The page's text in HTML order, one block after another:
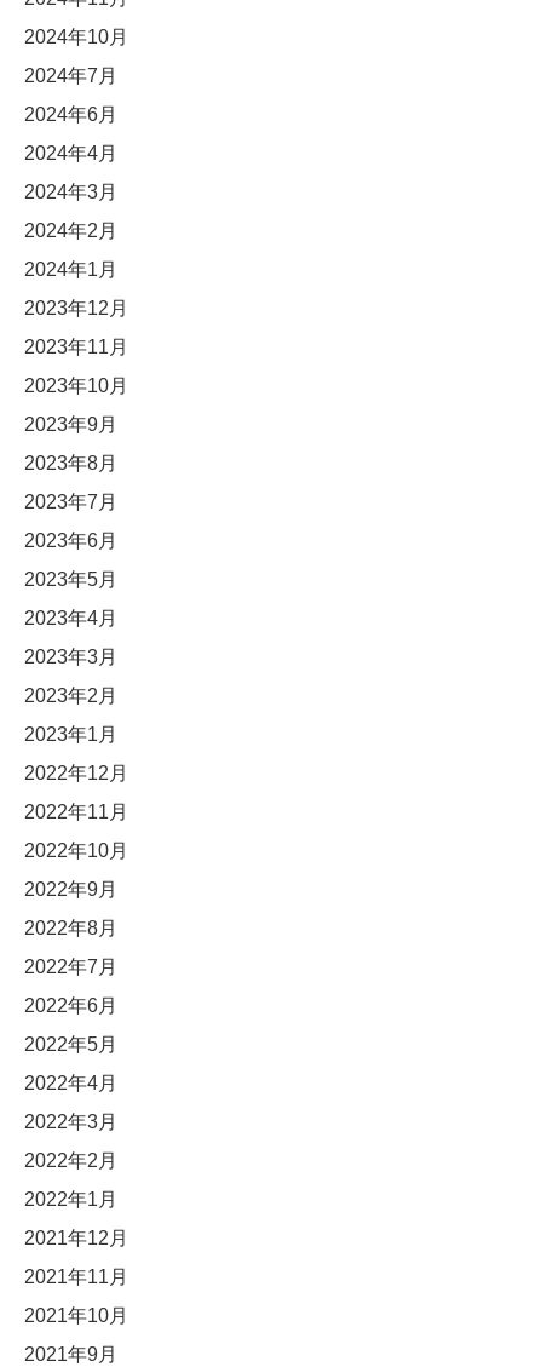
2024年10月
2024年7月
2024年6月
2024年4月
2024年3月
2024年2月
2024年1月
2023年12月
2023年11月
2023年10月
2023年9月
2023年8月
2023年7月
2023年6月
2023年5月
2023年4月
2023年3月
2023年2月
2023年1月
2022年12月
2022年11月
2022年10月
2022年9月
2022年8月
2022年7月
2022年6月
2022年5月
2022年4月
2022年3月
2022年2月
2022年1月
2021年12月
2021年11月
2021年10月
2021年9月